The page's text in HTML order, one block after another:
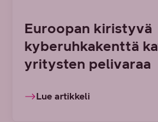
Euroopan kiristyvä
kyberuhkakenttä
yritysten pelivaraa
Lue artikkeli